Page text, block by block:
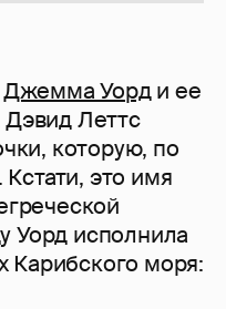
Джемма Уорди ее
Леттс
которую, по
это имя
Уорд исполнила
Карибского моря: